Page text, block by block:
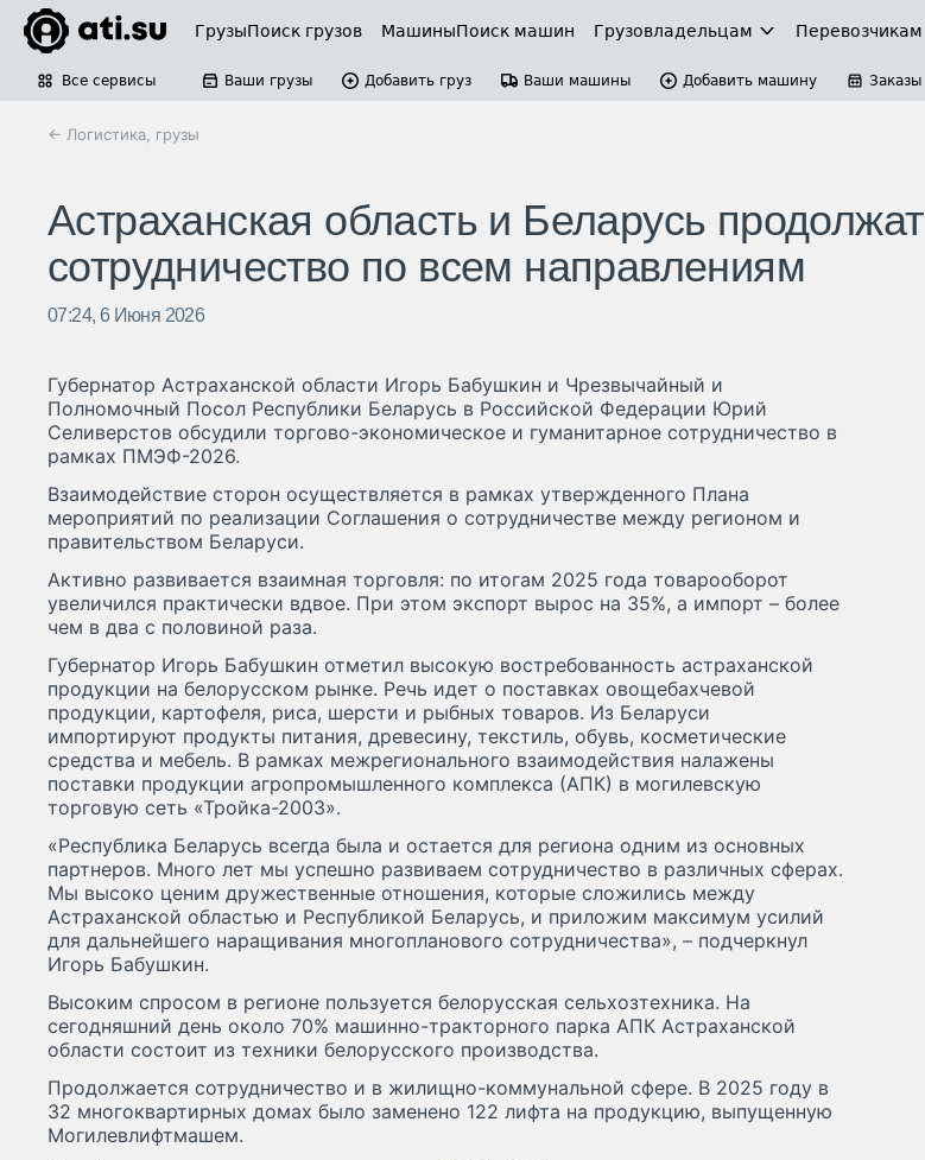
ГрузыПоиск грузов МашиныПоиск машин Грузовладельцам Перевозчикам
Все сервисы Ваши грузы Добавить груз Ваши машины Добавить машину Заказы
← Логистика, грузы
Астраханская область и Беларусь продолжат
сотрудничество по всем направлениям
07:24, 6 Июня 2026
Губернатор Астраханской области Игорь Бабушкин и Чрезвычайный и
Полномочный Посол Республики Беларусь в Российской Федерации Юрий
Селиверстов обсудили торгово-экономическое и гуманитарное сотрудничество в
рамках ПМЭФ-2026.
Взаимодействие сторон осуществляется в рамках утвержденного Плана
мероприятий по реализации Соглашения о сотрудничестве между регионом и
правительством Беларуси.
Активно развивается взаимная торговля: по итогам 2025 года товарооборот
увеличился практически вдвое. При этом экспорт вырос на 35%, а импорт – более
чем в два с половиной раза.
Губернатор Игорь Бабушкин отметил высокую востребованность астраханской
продукции на белорусском рынке. Речь идет о поставках овощебахчевой
продукции, картофеля, риса, шерсти и рыбных товаров. Из Беларуси
импортируют продукты питания, древесину, текстиль, обувь, косметические
средства и мебель. В рамках межрегионального взаимодействия налажены
поставки продукции агропромышленного комплекса (АПК) в могилевскую
торговую сеть «Тройка-2003».
«Республика Беларусь всегда была и остается для региона одним из основных
партнеров. Много лет мы успешно развиваем сотрудничество в различных сферах.
Мы высоко ценим дружественные отношения, которые сложились между
Астраханской областью и Республикой Беларусь, и приложим максимум усилий
для дальнейшего наращивания многопланового сотрудничества», – подчеркнул
Игорь Бабушкин.
Высоким спросом в регионе пользуется белорусская сельхозтехника. На
сегодняшний день около 70% машинно-тракторного парка АПК Астраханской
области состоит из техники белорусского производства.
Продолжается сотрудничество и в жилищно-коммунальной сфере. В 2025 году в
32 многоквартирных домах было заменено 122 лифта на продукцию, выпущенную
Могилевлифтмашем.